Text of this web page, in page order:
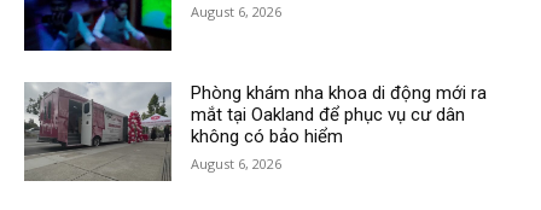
August 6, 2026
Phòng khám nha khoa di động mới ra
mắt tại Oakland để phục vụ cư dân
không có bảo hiểm
August 6, 2026